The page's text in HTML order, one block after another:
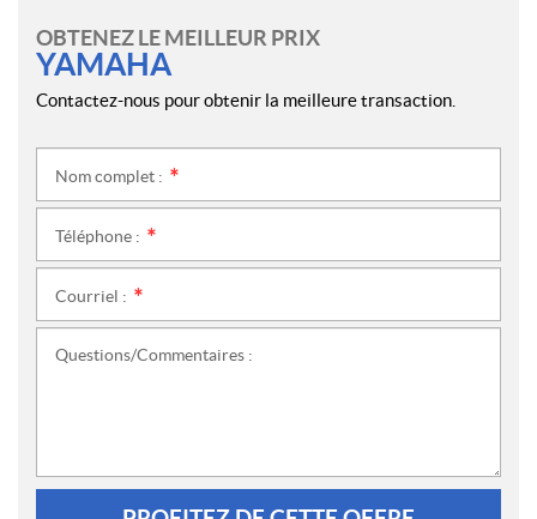
OBTENEZ LE MEILLEUR PRIX
YAMAHA
Contactez-nous pour obtenir la meilleure transaction.
Nom complet :
Téléphone :
Courriel :
Questions/Commentaires :